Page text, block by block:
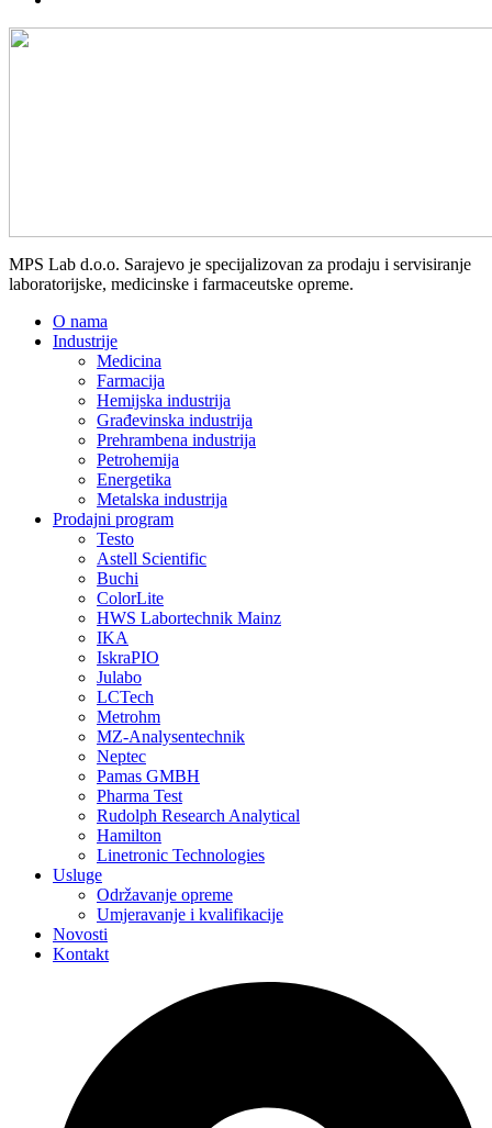
MPS Lab d.o.o. Sarajevo je specijalizovan za prodaju i servisiranje
laboratorijske, medicinske i farmaceutske opreme.
O nama
Industrije
Medicina
Farmacija
Hemijska industrija
Građevinska industrija
Prehrambena industrija
Petrohemija
Energetika
Metalska industrija
Prodajni program
Testo
Astell Scientific
Buchi
ColorLite
HWS Labortechnik Mainz
IKA
IskraPIO
Julabo
LCTech
Metrohm
MZ-Analysentechnik
Neptec
Pamas GMBH
Pharma Test
Rudolph Research Analytical
Hamilton
Linetronic Technologies
Usluge
Održavanje opreme
Umjeravanje i kvalifikacije
Novosti
Kontakt